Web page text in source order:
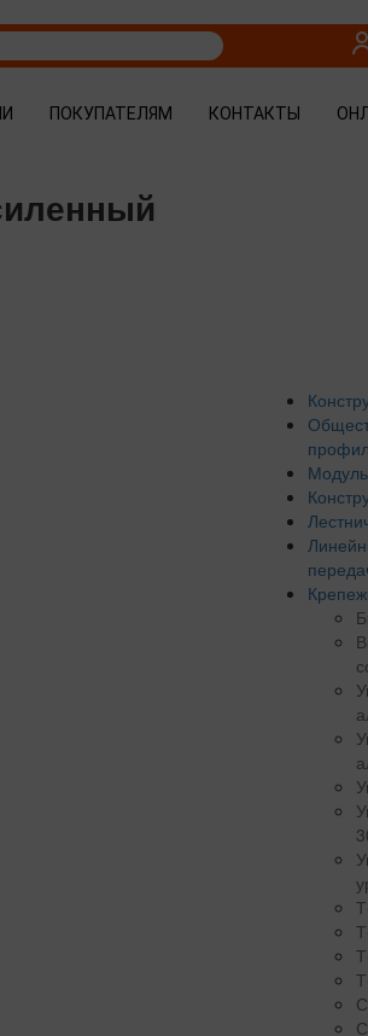
ПОКУПАТЕЛЯМ КОНТАКТЫ